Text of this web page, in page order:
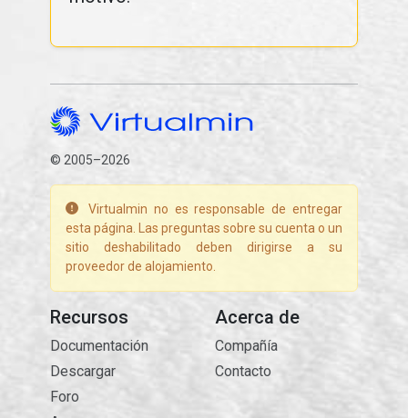
© 2005–2026
Virtualmin no es responsable de entregar
esta página. Las preguntas sobre su cuenta o un
sitio deshabilitado deben dirigirse a su
proveedor de alojamiento.
Recursos
Documentación
Descargar
Foro
Acerca de
Compañía
Contacto